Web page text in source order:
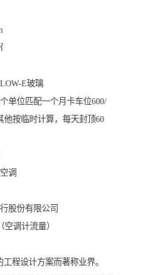
E玻璃
单位匹配一个月卡车位600/
他按临时计算，每天封顶60
调
股份有限公司
调计流量）
程设计方案而著称业界。